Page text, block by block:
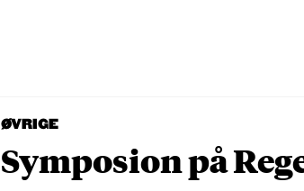
ØVRIGE
Symposion på